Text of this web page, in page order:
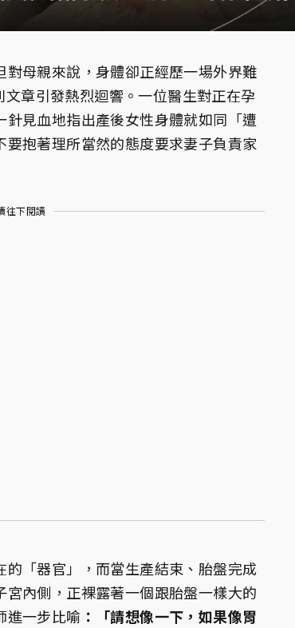
母親來說，身體卻正經歷一場外界難
章引發熱烈迴響。一位醫生對正在孕
針見血地指出產後女性身體就如同「遭
抱著理所當然的態度要求妻子負責家
往下閱讀
「器官」，而當生產結束、胎盤完成
宮內側，正裸露著一個跟胎盤一樣大的
進一步比喻 ：「請想像一下，如果像胃